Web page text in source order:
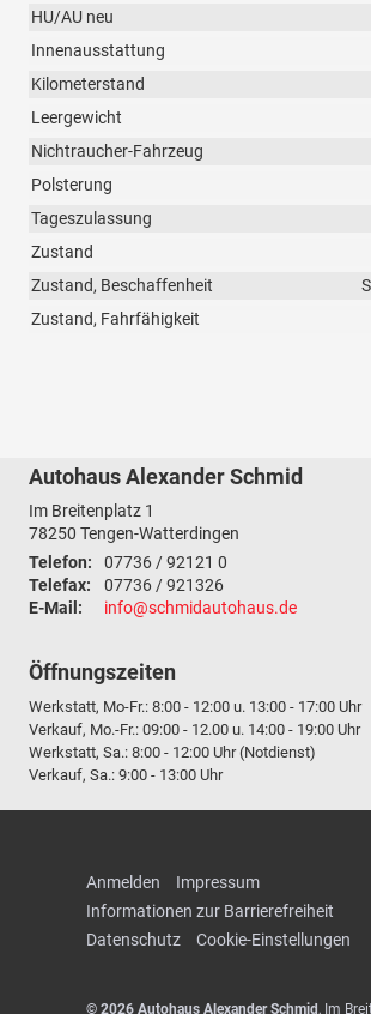
HU/AU neu
Innenausstattung
Kilometerstand
Leergewicht
Nichtraucher-Fahrzeug
Polsterung
Tageszulassung
Zustand
Zustand, Beschaffenheit
Zustand, Fahrfähigkeit
Autohaus Alexander Schmid
Im Breitenplatz 1
78250 Tengen-Watterdingen
Telefon:
07736 / 92121 0
Telefax:
07736 / 921326
E-Mail:
info@schmidautohaus.de
Öffnungszeiten
Werkstatt, Mo-Fr.: 8:00 - 12:00 u. 13:00 - 17:00 Uhr
Verkauf, Mo.-Fr.: 09:00 - 12.00 u. 14:00 - 19:00 Uhr
Werkstatt, Sa.: 8:00 - 12:00 Uhr (Notdienst)
Verkauf, Sa.: 9:00 - 13:00 Uhr
Anmelden
Impressum
Informationen zur Barrierefreiheit
Datenschutz
Cookie-Einstellungen
© 2026 Autohaus Alexander Schmid, Im